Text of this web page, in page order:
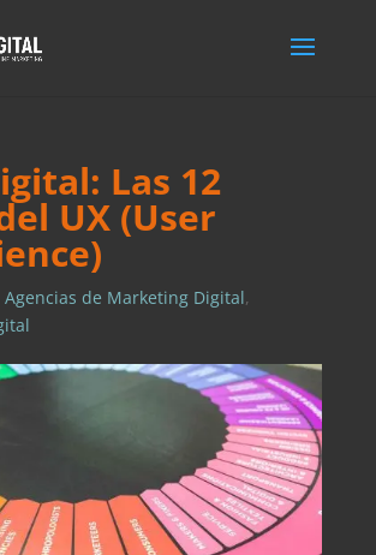
Las 12
UX (User
Agencias de Marketing Digital,